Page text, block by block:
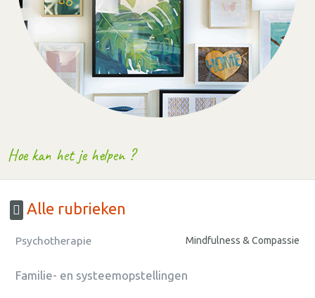
Hoe kan het je helpen ?
Alle rubrieken
Psychotherapie Mindfulness & Compassie
Familie- en systeemopstellingen